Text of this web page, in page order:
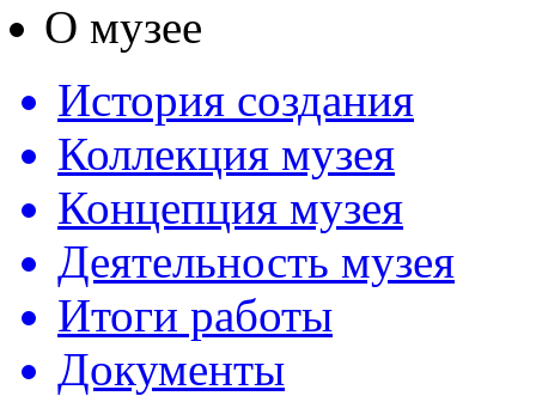
О музее
История создания
Коллекция музея
Концепция музея
Деятельность музея
Итоги работы
Документы